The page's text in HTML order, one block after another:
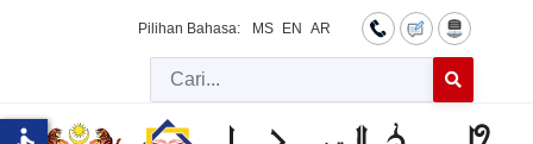
Pilihan Bahasa: MS EN AR
Cari